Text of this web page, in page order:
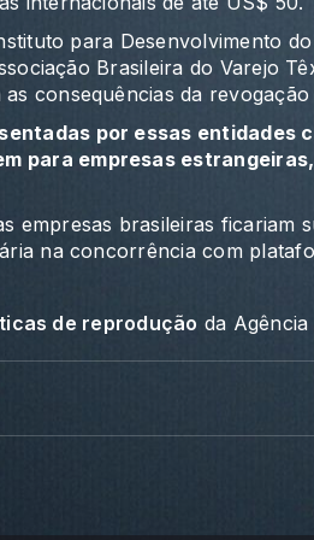
para Desenvolvimento
Brasileira do Varejo
consequências da revogação
por essas entidades
para empresas
empresas brasileiras ficariam
na concorrência com
de reprodução da Agência